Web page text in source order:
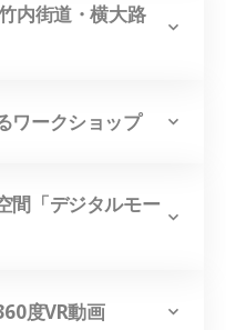
内街道・横大路
ワークショップ
間「デジタルモー
度VR動画